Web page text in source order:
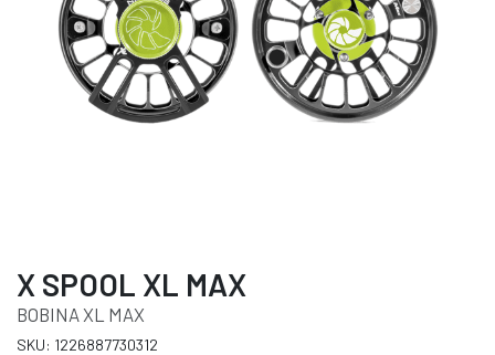
X SPOOL XL MAX
BOBINA XL MAX
SKU: 1226887730312